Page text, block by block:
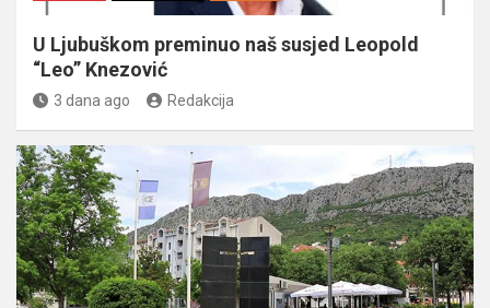
U Ljubuškom preminuo naš susjed Leopold
“Leo” Knezović
3 dana ago Redakcija